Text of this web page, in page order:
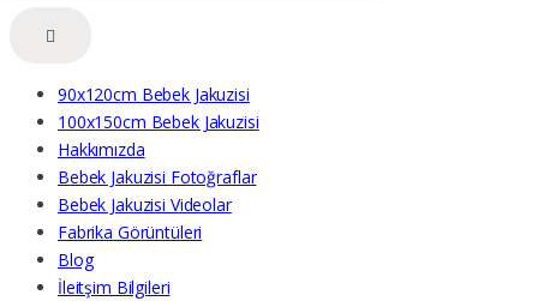
90x120cm Bebek Jakuzisi
100x150cm Bebek Jakuzisi
Hakkımızda
Bebek Jakuzisi Fotoğraflar
Bebek Jakuzisi Videolar
Fabrika Görüntüleri
Blog
İleitşim Bilgileri